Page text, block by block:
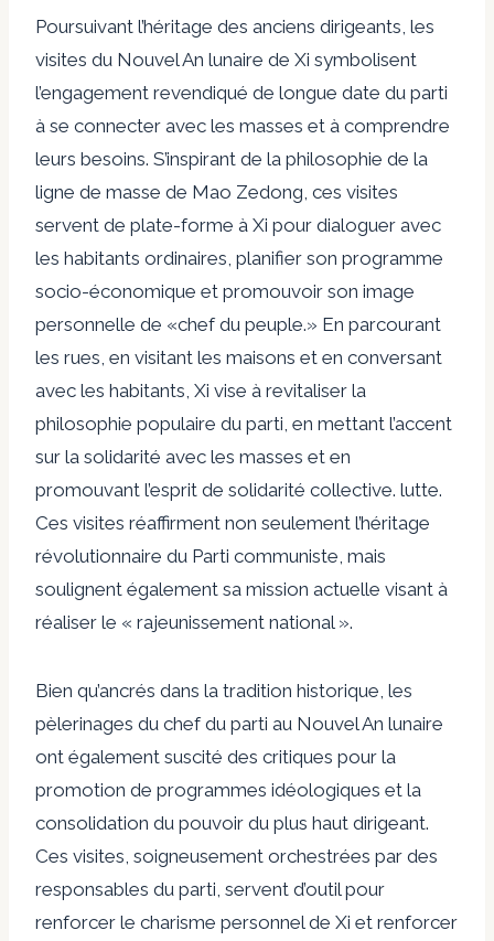
Poursuivant l’héritage des anciens dirigeants, les
visites du Nouvel An lunaire de Xi symbolisent
l’engagement revendiqué de longue date du parti
à se connecter avec les masses et à comprendre
leurs besoins. S’inspirant de la philosophie de la
ligne de masse de Mao Zedong, ces visites
servent de plate-forme à Xi pour dialoguer avec
les habitants ordinaires, planifier son programme
socio-économique et promouvoir son image
personnelle de «chef du peuple.» En parcourant
les rues, en visitant les maisons et en conversant
avec les habitants, Xi vise à revitaliser la
philosophie populaire du parti, en mettant l’accent
sur la solidarité avec les masses et en
promouvant l’esprit de solidarité collective. lutte.
Ces visites réaffirment non seulement l’héritage
révolutionnaire du Parti communiste, mais
soulignent également sa mission actuelle visant à
réaliser le « rajeunissement national ».
Bien qu’ancrés dans la tradition historique, les
pèlerinages du chef du parti au Nouvel An lunaire
ont également suscité des critiques pour la
promotion de programmes idéologiques et la
consolidation du pouvoir du plus haut dirigeant.
Ces visites, soigneusement orchestrées par des
responsables du parti, servent d’outil pour
renforcer le charisme personnel de Xi et renforcer